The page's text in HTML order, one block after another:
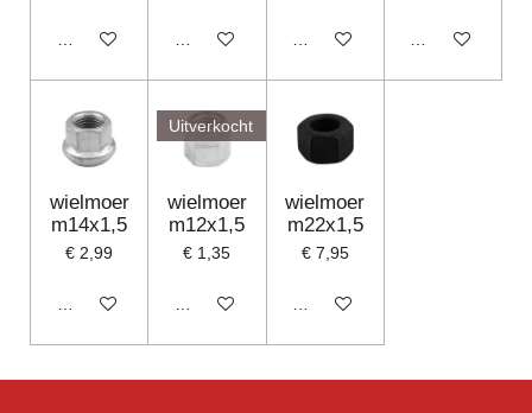
In winkelwagen In winkelwagen In winkelwagen In winkelwagen
wielmoer
m14x1,5
€ 2,99
In winkelwagen
Uitverkocht
wielmoer
m12x1,5
€ 1,35
Houd mij op de hoogte
wielmoer
m22x1,5
€ 7,95
In winkelwagen